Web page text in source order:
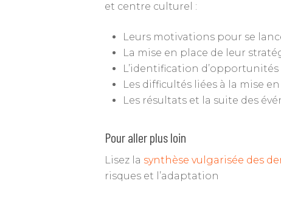
et centre culturel :
Leurs motivations pour se
La mise en place de leur
L’identification
Les difficultés liées à la mise
Les résultats et la suite des
Pour aller plus loin
Lisez la synthèse vulgarisée des
risques et l’adaptation